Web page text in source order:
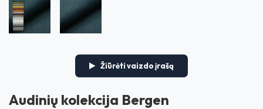
Žiūrėti vaizdo įrašą
Audinių kolekcija Bergen